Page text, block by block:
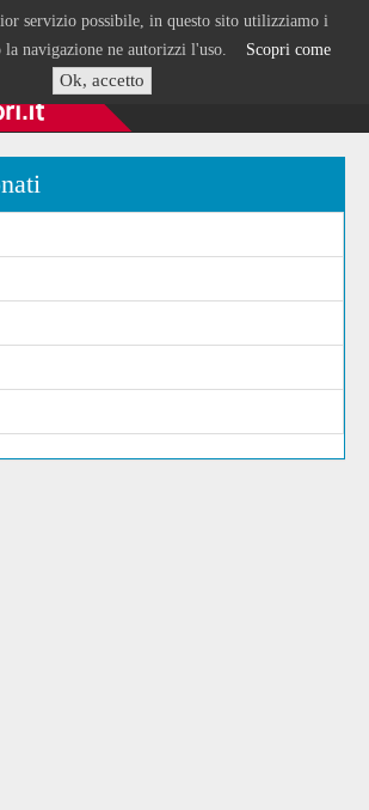
servizio possibile, in questo sito utilizziamo i
la navigazione ne autorizzi l'uso. Scopri come
Ok, accetto